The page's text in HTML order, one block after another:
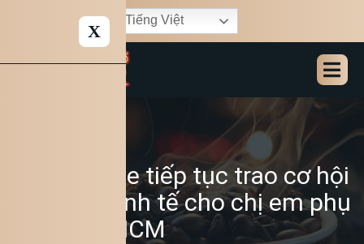
Tiếng Việt
X
King Coffee tiếp tục trao cơ hội
làm chủ kinh tế cho chị em phụ
nữ tại TP.HCM